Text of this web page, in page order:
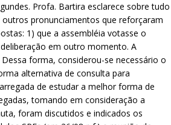
Profa. Bartira esclarece sobre tudo
pronunciamentos que reforçaram
1) que a assembléia votasse o
em outro momento. A
forma, considerou-se necessário o
alternativa de consulta para
de estudar a melhor forma de
tomando em consideração a
foram discutidos e indicados os